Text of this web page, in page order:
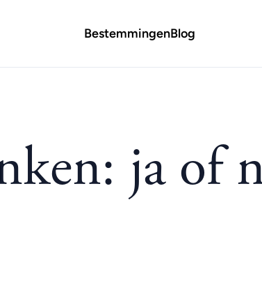
BestemmingenBlog
ja of